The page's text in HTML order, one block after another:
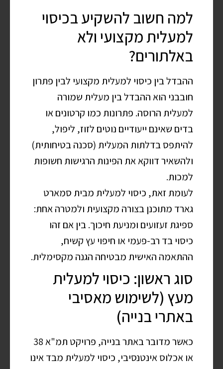
למה חשוב להשקיע בכיסוי
למעלית מקצועי ולא
באלתורים?
ההבדל בין כיסוי למעלית מקצועי לבין פתרון
חובבני הוא ההבדל בין מעלית שמורה
למעלית הרוסה. פתרונות כמו קרטונים או
בדים שאינם ייעודיים נוטים לזוז, ליפול,
להיתפס בדלתות המעלית (סכנה בטיחותית)
ולהשאיר דווקא את הפינות הרגישות חשופות
למכות.
לעומת זאת, כיסוי למעלית מבית סמארט
גארד מתוכנן בצורה מקצועית ולמטרה אחת:
ספיגת זעזועים ומניעת חיכוך. בין אם זהו
כיסוי בד רב-פעמי או חיפוי עץ קשיח,
ההתאמה האישית מבטיחה הגנה מקסימלית.
סוג ראשון: כיסוי למעלית
מעץ (לשימוש מאסיבי
באתרי בנייה)
כאשר מדובר באתר בנייה, פרויקט תמ"א 38
או אכלוס אינטנסיבי, כיסוי למעלית מבד אינו